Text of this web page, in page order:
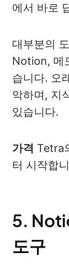
에서 바로
대부분의
Notion, 메
습니다. 오
악하며, 지
있습니다.
가격 Tetra
터 시작합
5.
도구